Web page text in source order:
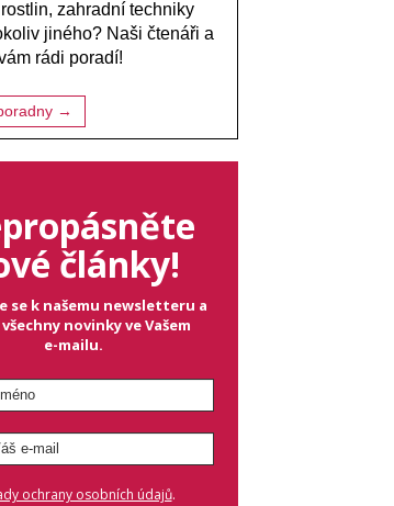
zahradní techniky
jiného? Naši čtenáři a
rádi poradí!
→
články!
se k našemu newsletteru a
novinky ve Vašem
e-mailu.
ochrany osobních údajů.